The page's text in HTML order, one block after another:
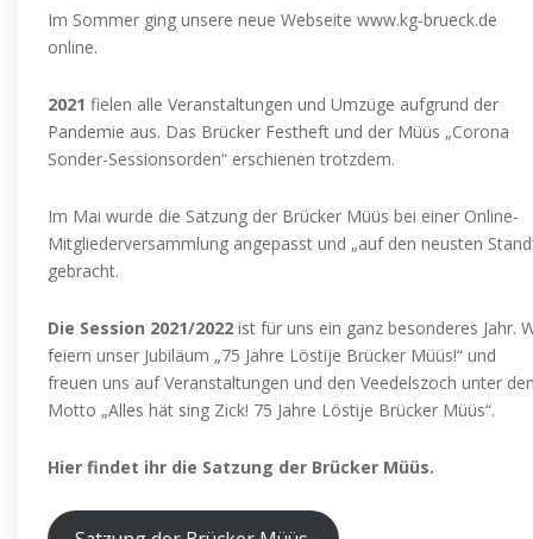
Im Sommer ging unsere neue Webseite www.kg-brueck.de
online.
2021 fielen alle Veranstaltungen und Umzüge aufgrund der
Pandemie aus. Das Brücker Festheft und der Müüs „Corona
Sonder-Sessionsorden“ erschienen trotzdem.
Im Mai wurde die Satzung der Brücker Müüs bei einer Online-
Mitgliederversammlung angepasst und „auf den neusten
gebracht.
Die Session 2021/2022 ist für uns ein ganz besonderes Jahr.
feiern unser Jubiläum „75 Jahre Löstije Brücker Müüs!“ und
freuen uns auf Veranstaltungen und den Veedelszoch unter
Motto „Alles hät sing Zick! 75 Jahre Löstije Brücker Müüs“.
Hier findet ihr die Satzung der Brücker Müüs.